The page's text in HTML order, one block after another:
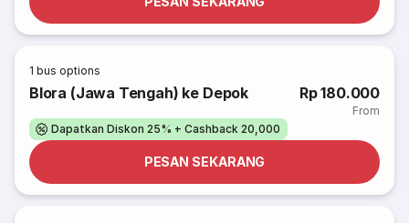
1 bus options
Blora (Jawa Tengah) ke Depok Rp 180.000
From
Dapatkan Diskon 25% + Cashback 20,000
PESAN SEKARANG